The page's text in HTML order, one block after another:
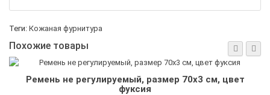
Теги: Кожаная фурнитура
Похожие товары
Ремень не регулируемый, размер 70х3 см, цвет
фуксия